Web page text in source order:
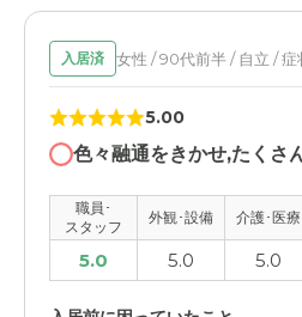
入居済 女性 / 90代前半 / 自立 / 症
5.00
色々融通をきかせ,たくさ
職員･
スタッフ
外観･設備 介護･医療
5.0 5.0 5.0